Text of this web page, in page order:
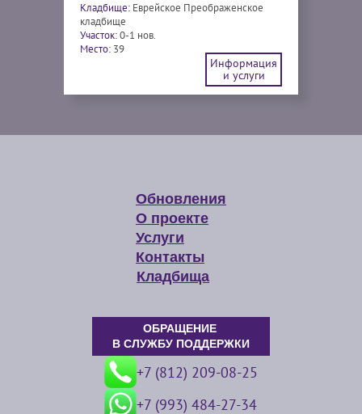
Кладбище: Еврейское Преображенское
кладбище
Участок:0-1 нов.
Место: 39
Информация
и услуги
Обновления
О проекте
Услуги
Контакты
Кладбища
ОБРАЩЕНИЕ
В СЛУЖБУ ПОДДЕРЖКИ
+7 (812) 209-08-25
+7 (993) 484-27-34